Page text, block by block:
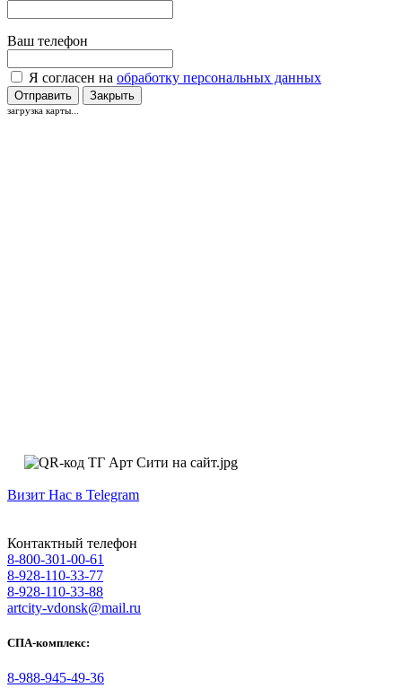
Ваш телефон
Я согласен на обработку персональных данных
Отправить Закрыть
загрузка карты...
Визит Нас в Telegram
Контактный телефон
8-800-301-00-61
8-928-110-33-77
8-928-110-33-88
artcity-vdonsk@mail.ru
СПА-комплекс:
8-988-945-49-36